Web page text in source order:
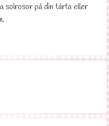
solrosor på din tårta eller